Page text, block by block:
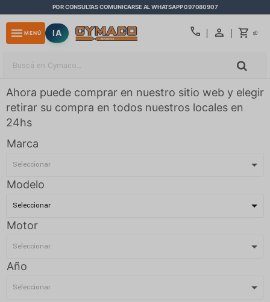
POR CONSULTAS COMUNICARSE AL WHATSAPP 097080907
call $0
menu MENÚ IA
Ahora puede comprar en nuestro sitio web y elegir
retirar su compra en todos nuestros locales en
24hs
Marca
Modelo
Motor
Año
close